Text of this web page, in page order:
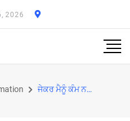
2026
ਜੇਕਰ ਮੈਨੂੰ ਕੰਮ ਨਹੀਂ ਮਿਲਦਾ ਤਾਂ ਮੈਂ ਕੋਈ ਵੀ ਕੰਮ ਕਰਨ ਲਈ ਤਿਆਰ ਹਾਂ: ਰਣਵੀਰ ਸ਼ੋਰੀ